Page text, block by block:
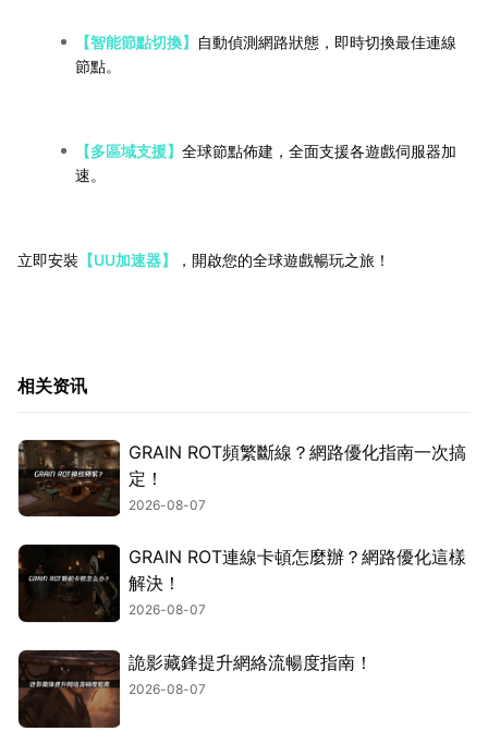
【智能節點切換】
自動偵測網路狀態，即時切換最佳連線
節點。
【多區域支援】 全球節點佈建，全面支援各遊戲伺服器加
速。
立即安裝 【UU加速器】 ，開啟您的全球遊戲暢玩之旅！
相关资讯
GRAIN ROT頻繁斷線？網路優化指南一次搞
定！
2026-08-07
GRAIN ROT連線卡頓怎麼辦？網路優化這樣
解決！
2026-08-07
詭影藏鋒提升網絡流暢度指南！
2026-08-07